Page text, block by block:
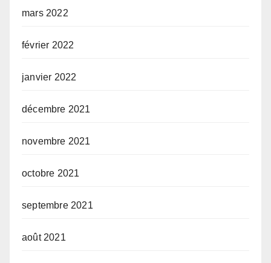
mars 2022
février 2022
janvier 2022
décembre 2021
novembre 2021
octobre 2021
septembre 2021
août 2021